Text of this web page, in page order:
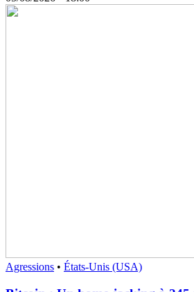
Agressions • États-Unis (USA)